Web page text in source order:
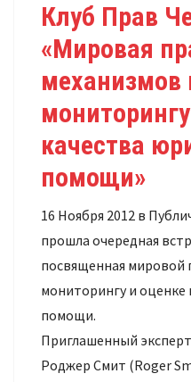
Клуб Прав
«Мировая
механизмов
качества
помощи»
16 Ноября 2012 в
прошла очередная
посвященная мировой
мониторингу и оценке
помощи.
Приглашенный
Роджер Смит (Roger